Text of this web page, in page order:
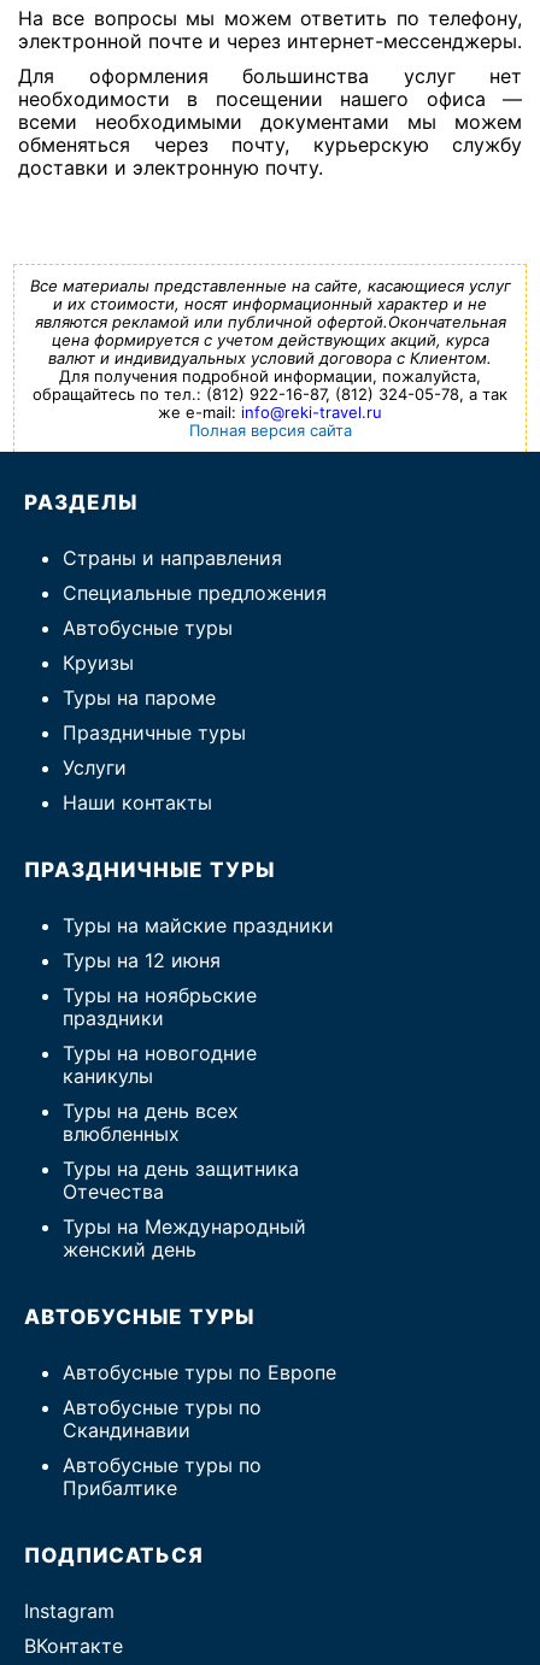
На все вопросы мы можем ответить по телефону,
электронной почте и через интернет-мессенджеры.
Для оформления большинства услуг нет
необходимости в посещении нашего офиса —
всеми необходимыми документами мы можем
обменяться через почту, курьерскую службу
доставки и электронную почту.
Все материалы представленные на сайте, касающиеся услуг
и их стоимости, носят информационный характер и не
являются рекламой или публичной офертой.Окончательная
цена формируется с учетом действующих акций, курса
валют и индивидуальных условий договора с Клиентом.
Для получения подробной информации, пожалуйста,
обращайтесь по тел.: (812) 922-16-87, (812) 324-05-78, а так
же e-mail: info@reki-travel.ru
Полная версия сайта
РАЗДЕЛЫ
Страны и направления
Специальные предложения
Автобусные туры
Круизы
Туры на пароме
Праздничные туры
Услуги
Наши контакты
ПРАЗДНИЧНЫЕ ТУРЫ
Туры на майские праздники
Туры на 12 июня
Туры на ноябрьские
праздники
Туры на новогодние
каникулы
Туры на день всех
влюбленных
Туры на день защитника
Отечества
Туры на Международный
женский день
АВТОБУСНЫЕ ТУРЫ
Автобусные туры по Европе
Автобусные туры по
Скандинавии
Автобусные туры по
Прибалтике
ПОДПИСАТЬСЯ
Instagram
ВКонтакте